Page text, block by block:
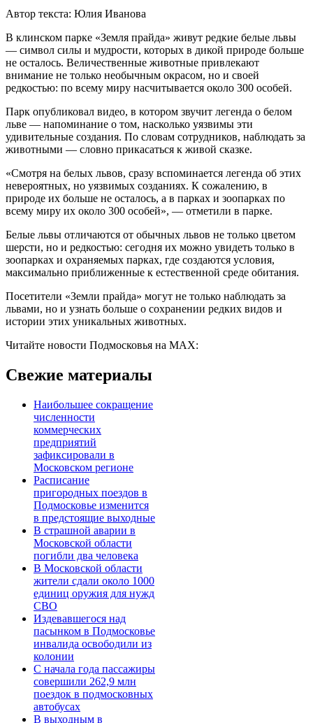
Автор текста: Юлия Иванова
В клинском парке «Земля прайда» живут редкие белые львы
— символ силы и мудрости, которых в дикой природе больше
не осталось. Величественные животные привлекают
внимание не только необычным окрасом, но и своей
редкостью: по всему миру насчитывается около 300 особей.
Парк опубликовал видео, в котором звучит легенда о белом
льве — напоминание о том, насколько уязвимы эти
удивительные создания. По словам сотрудников, наблюдать за
животными — словно прикасаться к живой сказке.
«Смотря на белых львов, сразу вспоминается легенда об этих
невероятных, но уязвимых созданиях. К сожалению, в
природе их больше не осталось, а в парках и зоопарках по
всему миру их около 300 особей», — отметили в парке.
Белые львы отличаются от обычных львов не только цветом
шерсти, но и редкостью: сегодня их можно увидеть только в
зоопарках и охраняемых парках, где создаются условия,
максимально приближенные к естественной среде обитания.
Посетители «Земли прайда» могут не только наблюдать за
львами, но и узнать больше о сохранении редких видов и
истории этих уникальных животных.
Читайте новости Подмосковья на MAX:
Свежие материалы
Наибольшее сокращение
численности
коммерческих
предприятий
зафиксировали в
Московском регионе
Расписание
пригородных поездов в
Подмосковье изменится
в предстоящие выходные
В страшной аварии в
Московской области
погибли два человека
В Московской области
жители сдали около 1000
единиц оружия для нужд
СВО
Издевавшегося над
пасынком в Подмосковье
инвалида освободили из
колонии
С начала года пассажиры
совершили 262,9 млн
поездок в подмосковных
автобусах
В выходным в